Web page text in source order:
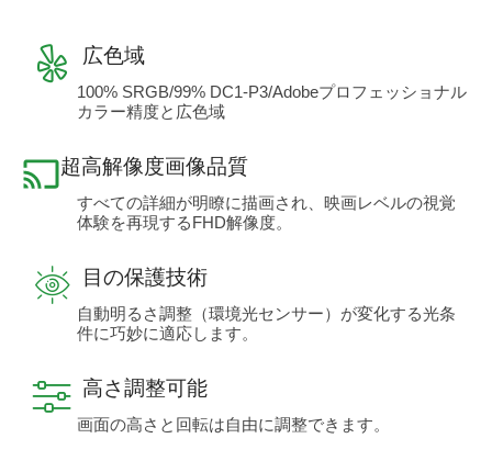
広色域
100% SRGB/99% DC1-P3/Adobeプロフェッショナル
カラー精度と広色域
超高解像度画像品質
すべての詳細が明瞭に描画され、映画レベルの視覚
体験を再現するFHD解像度。
目の保護技術
自動明るさ調整（環境光センサー）が変化する光条
件に巧妙に適応します。
高さ調整可能
画面の高さと回転は自由に調整できます。